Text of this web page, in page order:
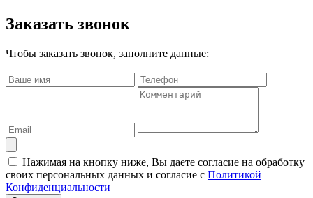
Заказать звонок
Чтобы заказать звонок, заполните данные:
Нажимая на кнопку ниже, Вы даете согласие на обработку
своих персональных данных и согласие с Политикой
Конфиденциальности